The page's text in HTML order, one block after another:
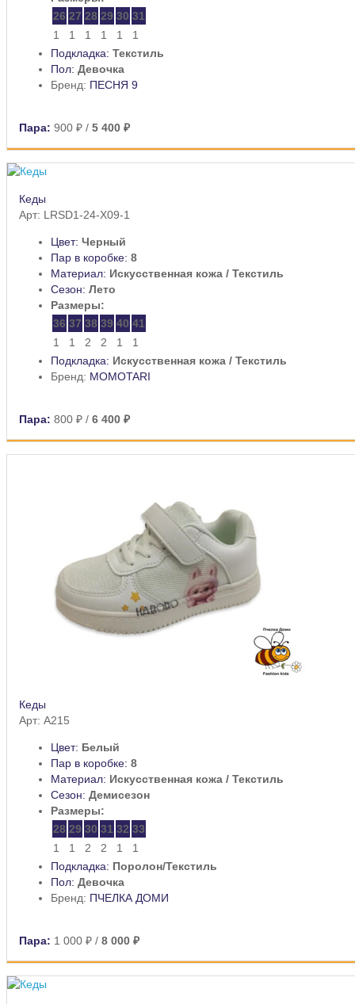
26 27 28 29 30 31
1
1 1 1 1
1
Подкладка: Текстиль
Пол: Девочка
Бренд: ПЕСНЯ 9
Пара: 900 ₽ / 5 400 ₽
Кеды
Арт: LRSD1-24-X09-1
Цвет: Черный
Пар в коробке: 8
Материал: Искусственная кожа / Текстиль
Сезон: Лето
Размеры:
36 37 38 39 40 41
1
1 2 2 1
1
Подкладка: Искусственная кожа / Текстиль
Бренд: MOMOTARI
Пара: 800 ₽ / 6 400 ₽
Кеды
Арт: A215
Цвет: Белый
Пар в коробке: 8
Материал: Искусственная кожа / Текстиль
Сезон: Демисезон
Размеры:
28 29 30 31 32 33
1
1 2 2 1
1
Подкладка: Поролон/Текстиль
Пол: Девочка
Бренд: ПЧЕЛКА ДОМИ
Пара: 1 000 ₽ / 8 000 ₽